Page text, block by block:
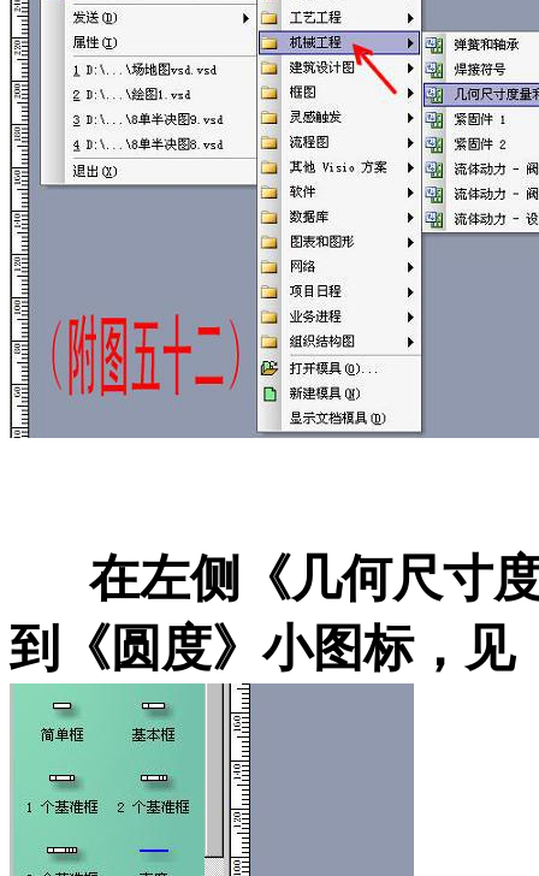
在左侧《几何尺寸度
到《圆度》小图标，见